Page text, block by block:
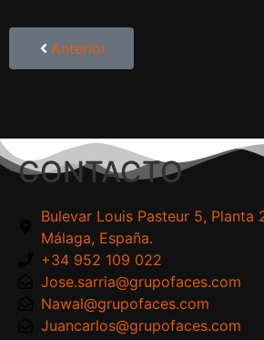
Anterior
CONTACTO
Bulevar Louis Pasteur 5, Planta
Málaga, España.
+34 952 109 022
Jose.sarria@grupofaces.com
Nawal@grupofaces.com
Juancarlos@grupofaces.com